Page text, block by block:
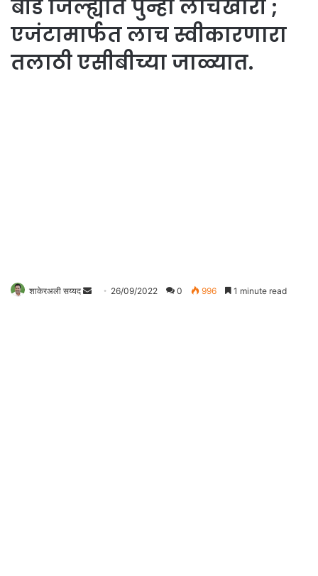
बीड जिल्ह्यात पुन्हा लाचखोरी ;
एजंटामार्फत लाच स्वीकारणारा
तलाठी एसीबीच्या जाळ्यात.
शाकेरअली सय्यद
Send 26/09/2022 0 996 1 minute read